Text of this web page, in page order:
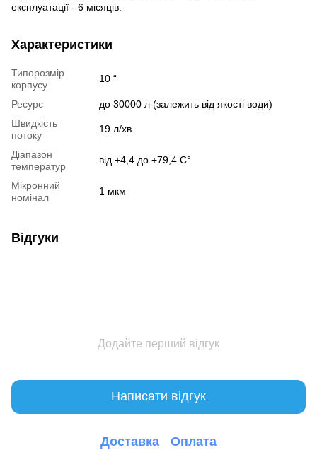
експлуатації - 6 місяців.
Характеристики
Типорозмір
корпусу
10 “
Ресурс
до 30000 л (залежить від якості води)
Швидкість
потоку
19 л/хв
Діапазон
температур
від +4,4 до +79,4 С°
Мікронний
номінал
1 мкм
Відгуки
Додайте перший відгук
Написати відгук
Доставка Оплата